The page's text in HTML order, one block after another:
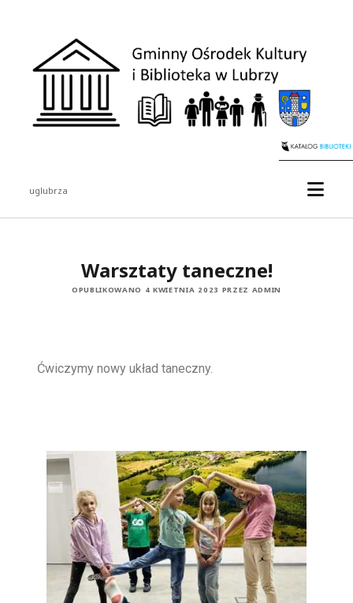
uglubrza
Warsztaty taneczne!
OPUBLIKOWANO 4 KWIETNIA 2023 PRZEZ ADMIN
Ćwiczymy nowy układ taneczny.